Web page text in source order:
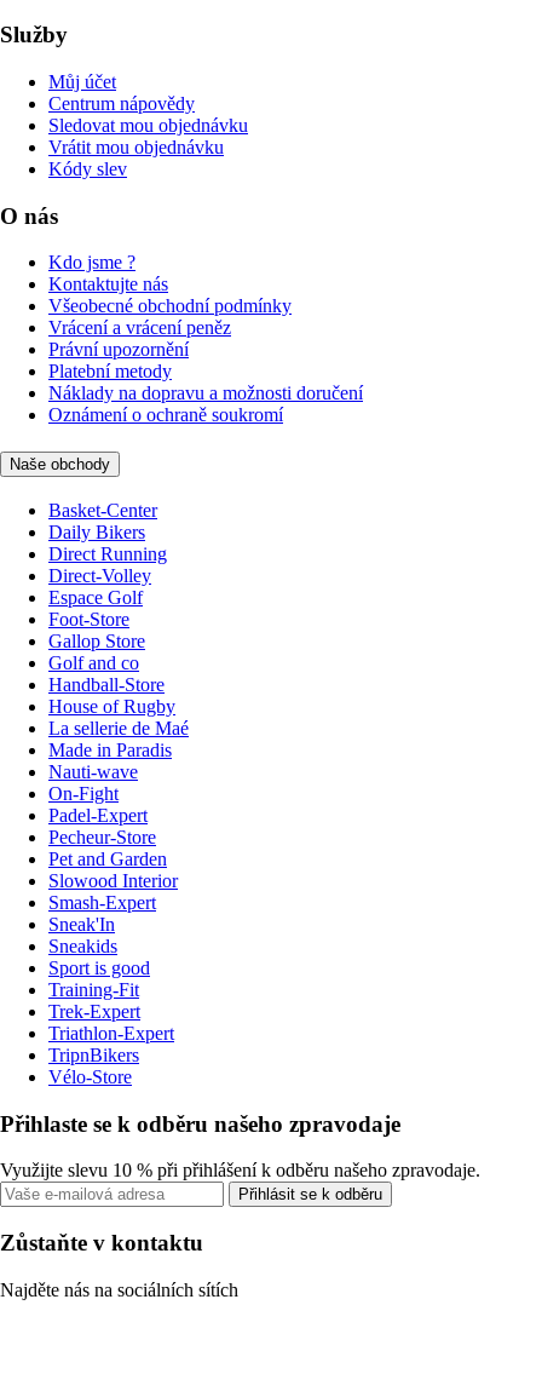
Služby
Můj účet
Centrum nápovědy
Sledovat mou objednávku
Vrátit mou objednávku
Kódy slev
O nás
Kdo jsme ?
Kontaktujte nás
Všeobecné obchodní podmínky
Vrácení a vrácení peněz
Právní upozornění
Platební metody
Náklady na dopravu a možnosti doručení
Oznámení o ochraně soukromí
Naše obchody
Basket-Center
Daily Bikers
Direct Running
Direct-Volley
Espace Golf
Foot-Store
Gallop Store
Golf and co
Handball-Store
House of Rugby
La sellerie de Maé
Made in Paradis
Nauti-wave
On-Fight
Padel-Expert
Pecheur-Store
Pet and Garden
Slowood Interior
Smash-Expert
Sneak'In
Sneakids
Sport is good
Training-Fit
Trek-Expert
Triathlon-Expert
TripnBikers
Vélo-Store
Přihlaste se k odběru našeho zpravodaje
Využijte slevu 10 % při přihlášení k odběru našeho zpravodaje.
Přihlásit se k odběru
Zůstaňte v kontaktu
Najděte nás na sociálních sítích